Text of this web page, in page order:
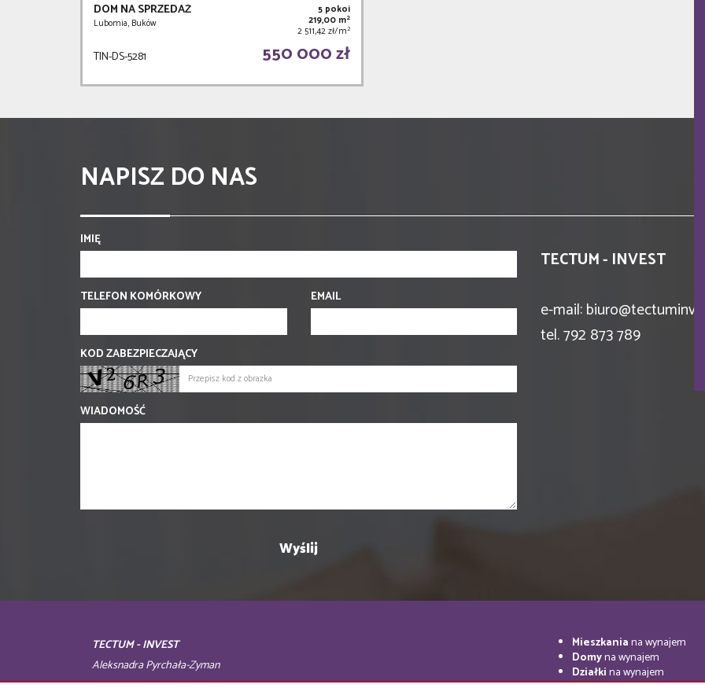
DOM NA SPRZEDAŻ
Lubomia, Buków
5 pokoi
219,00 m2
2 511,42 zł/m2
TIN-DS-5281 550 000 zł
NAPISZ DO NAS
IMIĘ
TELEFON KOMÓRKOWY EMAIL
KOD ZABEZPIECZAJĄCY
WIADOMOŚĆ
TECTUM - INVEST
e-mail:
tel. 792 873 789
TECTUM - INVEST
Aleksnadra Pyrchała-Zyman
tel. 792 873 789
Mieszkaniana wynajem
Domyna wynajem
Działkina wynajem
Lokalena wynajem